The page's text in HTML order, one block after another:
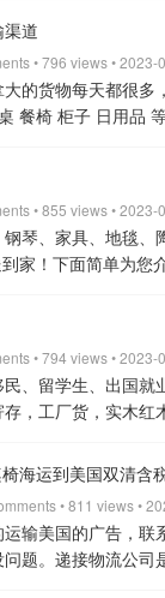
费而且货物也比较
运输协会(iata)限
窗帘、帐篷，务
船期大约20天左
或者刮花，此外，
view all
需要具备的条件有：
件的家具之外，还
旧物品占了大部分
view all
型的仓库分拣中心
独报关处理，收货
人力能搬运货物范
发给您。2、您在淘
会理解）。 3、淘
运，我们仓库提供
，客人确认后，我
开船后，等待货物
算了。7、货物抵
零件物品：建议使
具：建议使用纸箱
包装，然后在箱
整的包装，并在外
， 注明箱内所包装
，请直接发广州仓）
浴等建筑装饰用品
的建议海运拼箱，
快递，货齐之后即
发货时间，提供发
我司仓库装货，
类别，按照国家法
（如果需要卸货，
移民到加拿大，或
用品，比如床上
上旧物品。 符合
，原因就是加拿大
，所用木条不得有
量保持手机能够接
港导致派送时间延
续简单；
人只需要提供货物
描件） 货物清单（
提前1周签订私人物
，请您根据托运物
作、安排海运或空
：首方2000RMB
，续方900RMB（
，续方
海运费、档费、报
拼箱费用算法：（适
米 假如有五个方货
2、如有
物包装：家具或者
损坏或者刮花。2.
国际运输协会(IATA)
水印，虫眼。做熏
新加坡发货装柜时
程由我们递接新加坡
服务：帮忙代购、打
要在我们广州仓库
港、上海港、深
28立方米。
56-58立方米。中
积为68立方米。
道
• 796 views • 2023-
的货物每天都很多
餐椅 柜子 日用品
的货物。
作为进口国。都要
门，公司总部在广
一，运输流程 1，全
费。
可在淘宝京
问题。我司仓管根据
码头，买单报关，
过程如有意外，
们资料最迟要货物
，东莞等 两种方式
排稳定安全划算的
下列举散货拼箱价
加里/埃德蒙顿 首
• 855 views • 2023-
琴、家具、地毯
家！下面简单为您
心省钱！
积计算公式: 长X宽
，客户自己清关提
关派送关税消费税
州到基督城的船期
我司会安排装柜，
700RMB）5、货
时候用的是收货人
组装家具带走垃圾.
• 794 views • 2023-
、留学生、出国就
，工厂货，实木红
储，海运，海关申
常从中国采购货
惠林顿，海运双清到
包装有问题会等客
收取工本费）。 4
海运到美国双清含
• 811 views •
输美国的广告，
题。递接物流公